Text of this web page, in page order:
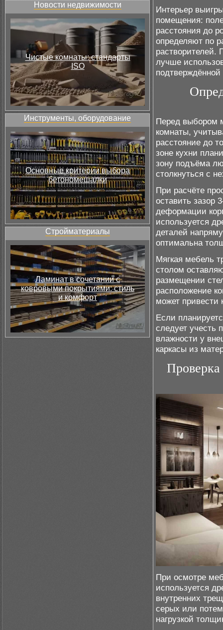
Новости недвижимости
Чистые комнаты: стандарты
ISO
Инструменты, оборудование
Основные критерии выбора
бетономешалки
Стройматериалы
Ламинат в сочетании с
ковровыми покрытиями: стиль
и комфорт
Интерьер
помещения:
расстояния до
определяют по
лучше
Перед выбором
комнаты,
расстояние до
зоне кухни
зону подъёма
столкнуться с
При расчёте
оставить зазор
деформации
используется
деталей
оптимальна
Мягкая мебель
столом
размещении
расположение
может привести
Если
следует учесть
влажности у
каркасы из
Проверка
При осмотре
используется
внутренних
серых или
нагрузкой